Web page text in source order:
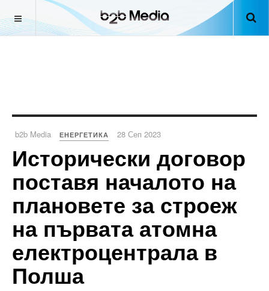
b2b Media ЕНЕРГЕТИКА 28 Сеп 2023
Исторически договор
поставя началото на
плановете за строеж
на първата атомна
електроцентрала в
Полша